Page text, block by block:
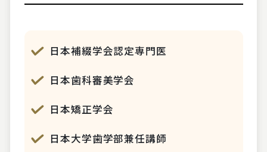
日本補綴学会認定専門医
日本歯科審美学会
日本矯正学会
日本大学歯学部兼任講師